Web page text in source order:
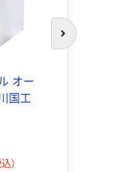
オー
国工
）
次のスライド